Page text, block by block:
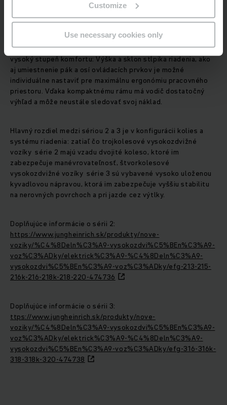
Customize
Use necessary cookies only
Pohodlné pracovné prostredie
Kompletnú ponuku troj- a štvorkolesových vozíkov dopĺňa
vysoký stupeň komfortu: Výška a sklon stĺpika riadenia, ako
aj umiestnenie pák a osí ovládacích prvkov je možné
individuálne nastaviť pre maximálnu ergonómiu pracovného
priestoru. Vďaka kompaktnému rámu má vodič dostatočný
výhľad a môže neustále sledovať svoj náklad.
Hlavný rozdiel medzi sériou 2 a 3 je v konfigurácii kolies a
systému riadenia: zatiaľ čo trojkolesové vysokozdvižné
vozíky série 2 majú vzadu dvojité koleso, ktoré im
zabezpečuje manévrovateľnosť, štvorkolesové
vysokozdvižné vozíky série 3 sú vybavené vysoko uloženou
kyvadlovou nápravou, ktorá im zabezpečuje vyššiu stabilitu
na nerovných povrchoch a pri jazde cez výtlky.
Doplňujúce informácie o sérii 2:
https://www.jungheinrich.sk/produkty/nove-
voziky/%C4%8Deln%C3%A9-vysokozdvi%C5%BEn%C3%A9-
voz%C3%ADky/elektrick%C3%A9-%C4%8Deln%C3%A9-
vysokozdvi%C5%BEn%C3%A9-voz%C3%ADky/efg-213-215-
216k-216-218k-218-220-474736
Doplňujúce informácie o sérii 3:
ttps://www.jungheinrich.sk/produkty/nove-
voziky/%C4%8Deln%C3%A9-vysokozdvi%C5%BEn%C3%A9-
voz%C3%ADky/elektrick%C3%A9-%C4%8Deln%C3%A9-
vysokozdvi%C5%BEn%C3%A9-voz%C3%ADky/efg-316-316k-
318-318k-320-474738